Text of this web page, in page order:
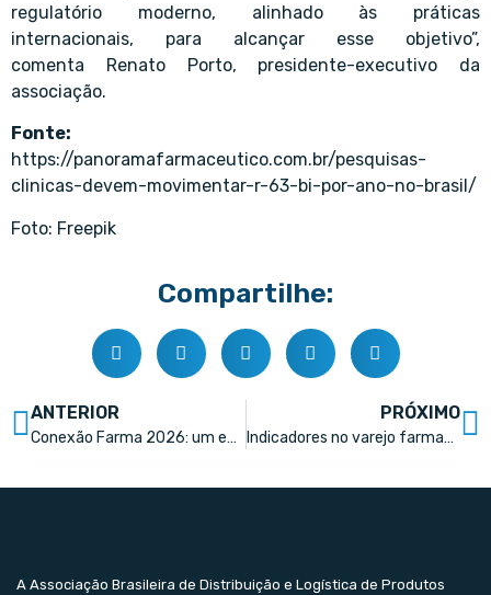
regulatório moderno, alinhado às práticas
internacionais, para alcançar esse objetivo”,
comenta Renato Porto, presidente-executivo da
associação.
Fonte:
https://panoramafarmaceutico.com.br/pesquisas-
clinicas-devem-movimentar-r-63-bi-por-ano-no-brasil/
Foto: Freepik
Compartilhe:
ANTERIOR
Conexão Farma 2026: um encontro democrático e plural para todos os profissionais do mercado farmacêutico
PRÓXIMO
Indicadores no varejo farmacêutico: olhar números não é tomar decisões
A Associação Brasileira de Distribuição e Logística de Produtos